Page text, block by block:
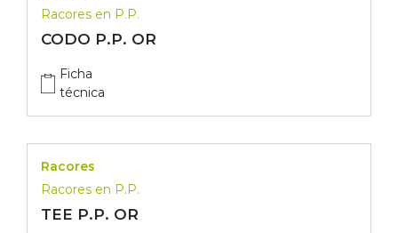
Racores en P.P.
CODO P.P. OR
Ficha
técnica
Racores
Racores en P.P.
TEE P.P. OR